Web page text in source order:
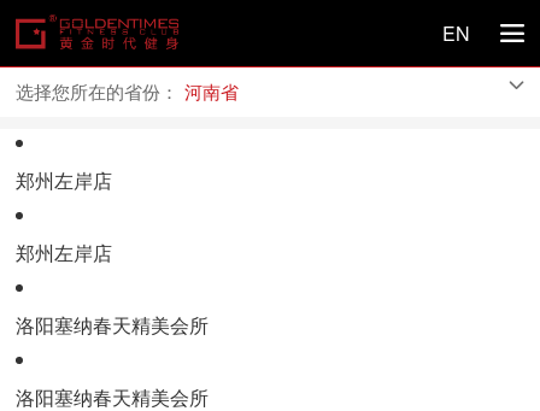

EN
选择您所在的省份： 河南省
郑州左岸店
郑州左岸店
洛阳塞纳春天精美会所
洛阳塞纳春天精美会所